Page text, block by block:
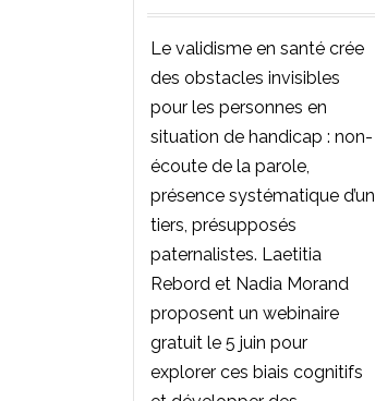
Le validisme en santé crée
des obstacles invisibles
pour les personnes en
situation de handicap : non-
écoute de la parole,
présence systématique d’un
tiers, présupposés
paternalistes. Laetitia
Rebord et Nadia Morand
proposent un webinaire
gratuit le 5 juin pour
explorer ces biais cognitifs